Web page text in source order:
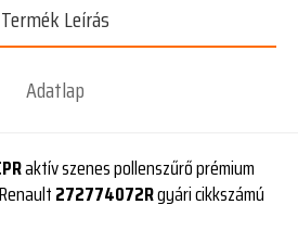
Termék Leírás
Adatlap
aktív szenes pollenszűrő prémium
272774072Rgyári cikkszámú